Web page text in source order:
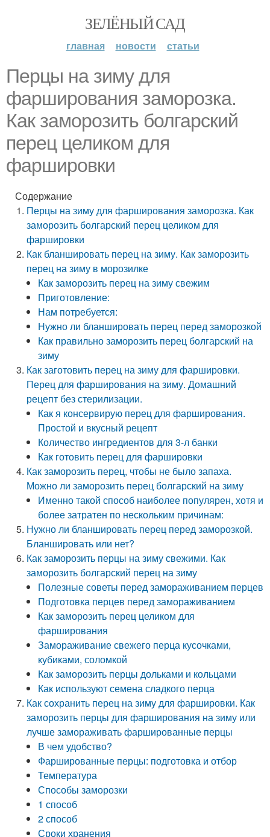
ЗЕЛЁНЫЙ САД
главная новости статьи
Перцы на зиму для
фарширования заморозка.
Как заморозить болгарский
перец целиком для
фаршировки
Содержание
Перцы на зиму для фарширования заморозка. Как
заморозить болгарский перец целиком для
фаршировки
Как бланшировать перец на зиму. Как заморозить
перец на зиму в морозилке
Как заморозить перец на зиму свежим
Приготовление:
Нам потребуется:
Нужно ли бланшировать перец перед заморозкой
Как правильно заморозить перец болгарский на
зиму
Как заготовить перец на зиму для фаршировки.
Перец для фарширования на зиму. Домашний
рецепт без стерилизации.
Как я консервирую перец для фарширования.
Простой и вкусный рецепт
Количество ингредиентов для 3-л банки
Как готовить перец для фаршировки
Как заморозить перец, чтобы не было запаха.
Можно ли заморозить перец болгарский на зиму
Именно такой способ наиболее популярен, хотя и
более затратен по нескольким причинам:
Нужно ли бланшировать перец перед заморозкой.
Бланшировать или нет?
Как заморозить перцы на зиму свежими. Как
заморозить болгарский перец на зиму
Полезные советы перед замораживанием перцев
Подготовка перцев перед замораживанием
Как заморозить перец целиком для
фарширования
Замораживание свежего перца кусочками,
кубиками, соломкой
Как заморозить перцы дольками и кольцами
Как используют семена сладкого перца
Как сохранить перец на зиму для фаршировки. Как
заморозить перцы для фарширования на зиму или
лучше замораживать фаршированные перцы
В чем удобство?
Фаршированные перцы: подготовка и отбор
Температура
Способы заморозки
1 способ
2 способ
Сроки хранения